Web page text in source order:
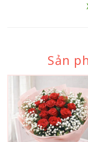
xinh, tất cả được ôm
Hoa hồng hồng từ
ngọt ngào, sự trân
bạn tặng mộtbó
thuần là một món
điệp: “Anh luôn quan
nhưng đủ sâu sắc”.
nhật, tặng người yêu,
ơn tinh tế dành cho
Flower, mỗi bó hoa
Sản